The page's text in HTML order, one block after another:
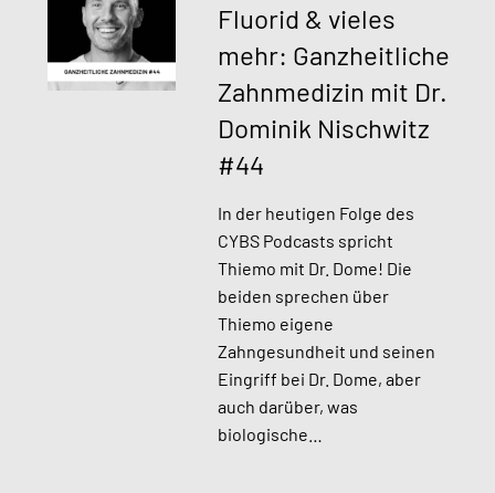
Fluorid & vieles
mehr: Ganzheitliche
Zahnmedizin mit Dr.
Dominik Nischwitz
#44
In der heutigen Folge des
CYBS Podcasts spricht
Thiemo mit Dr. Dome! Die
beiden sprechen über
Thiemo eigene
Zahngesundheit und seinen
Eingriff bei Dr. Dome, aber
auch darüber, was
biologische…